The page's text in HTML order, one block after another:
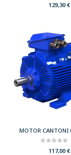
129,30€
117,00€